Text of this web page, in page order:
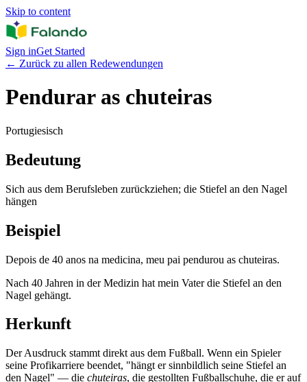
Skip to content
Sign inGet Started
← Zurück zu allen Redewendungen
Pendurar as chuteiras
Portugiesisch
Bedeutung
Sich aus dem Berufsleben zurückziehen; die Stiefel an den Nagel
hängen
Beispiel
Depois de 40 anos na medicina, meu pai pendurou as chuteiras.
Nach 40 Jahren in der Medizin hat mein Vater die Stiefel an den
Nagel gehängt.
Herkunft
Der Ausdruck stammt direkt aus dem Fußball. Wenn ein Spieler
seine Profikarriere beendet, "hängt er sinnbildlich seine Stiefel an
den Nagel" — die chuteiras, die gestollten Fußballschuhe, die er auf